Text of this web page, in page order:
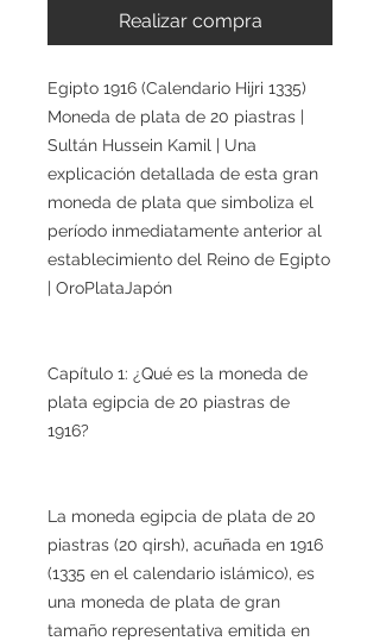
Realizar compra
Egipto 1916 (Calendario Hijri 1335)
Moneda de plata de 20 piastras |
Sultán Hussein Kamil | Una
explicación detallada de esta gran
moneda de plata que simboliza el
período inmediatamente anterior al
establecimiento del Reino de Egipto
| OroPlataJapón
Capítulo 1: ¿Qué es la moneda de
plata egipcia de 20 piastras de
1916?
La moneda egipcia de plata de 20
piastras (20 qirsh), acuñada en 1916
(1335 en el calendario islámico), es
una moneda de plata de gran
tamaño representativa emitida en